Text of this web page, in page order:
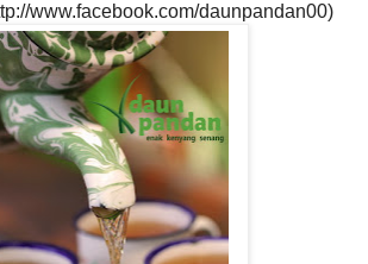
www.facebook.com/daunpandan00)